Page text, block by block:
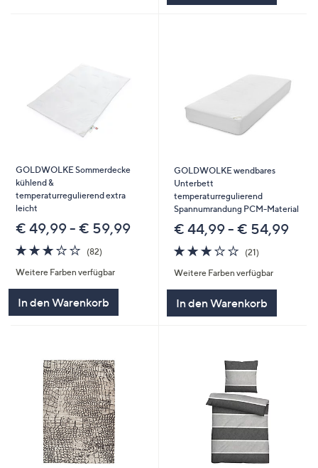
GOLDWOLKE Sommerdecke
kühlend &
temperaturregulierend extra
leicht
€ 49,99 - € 59,99
3.1
von
5
(82)82
Weitere Farben verfügbar
In den Warenkorb
GOLDWOLKE wendbares
Unterbett
temperaturregulierend
Spannumrandung PCM-Material
€ 44,99 - € 54,99
3.0
von
5
(21)21
Weitere Farben verfügbar
In den Warenkorb